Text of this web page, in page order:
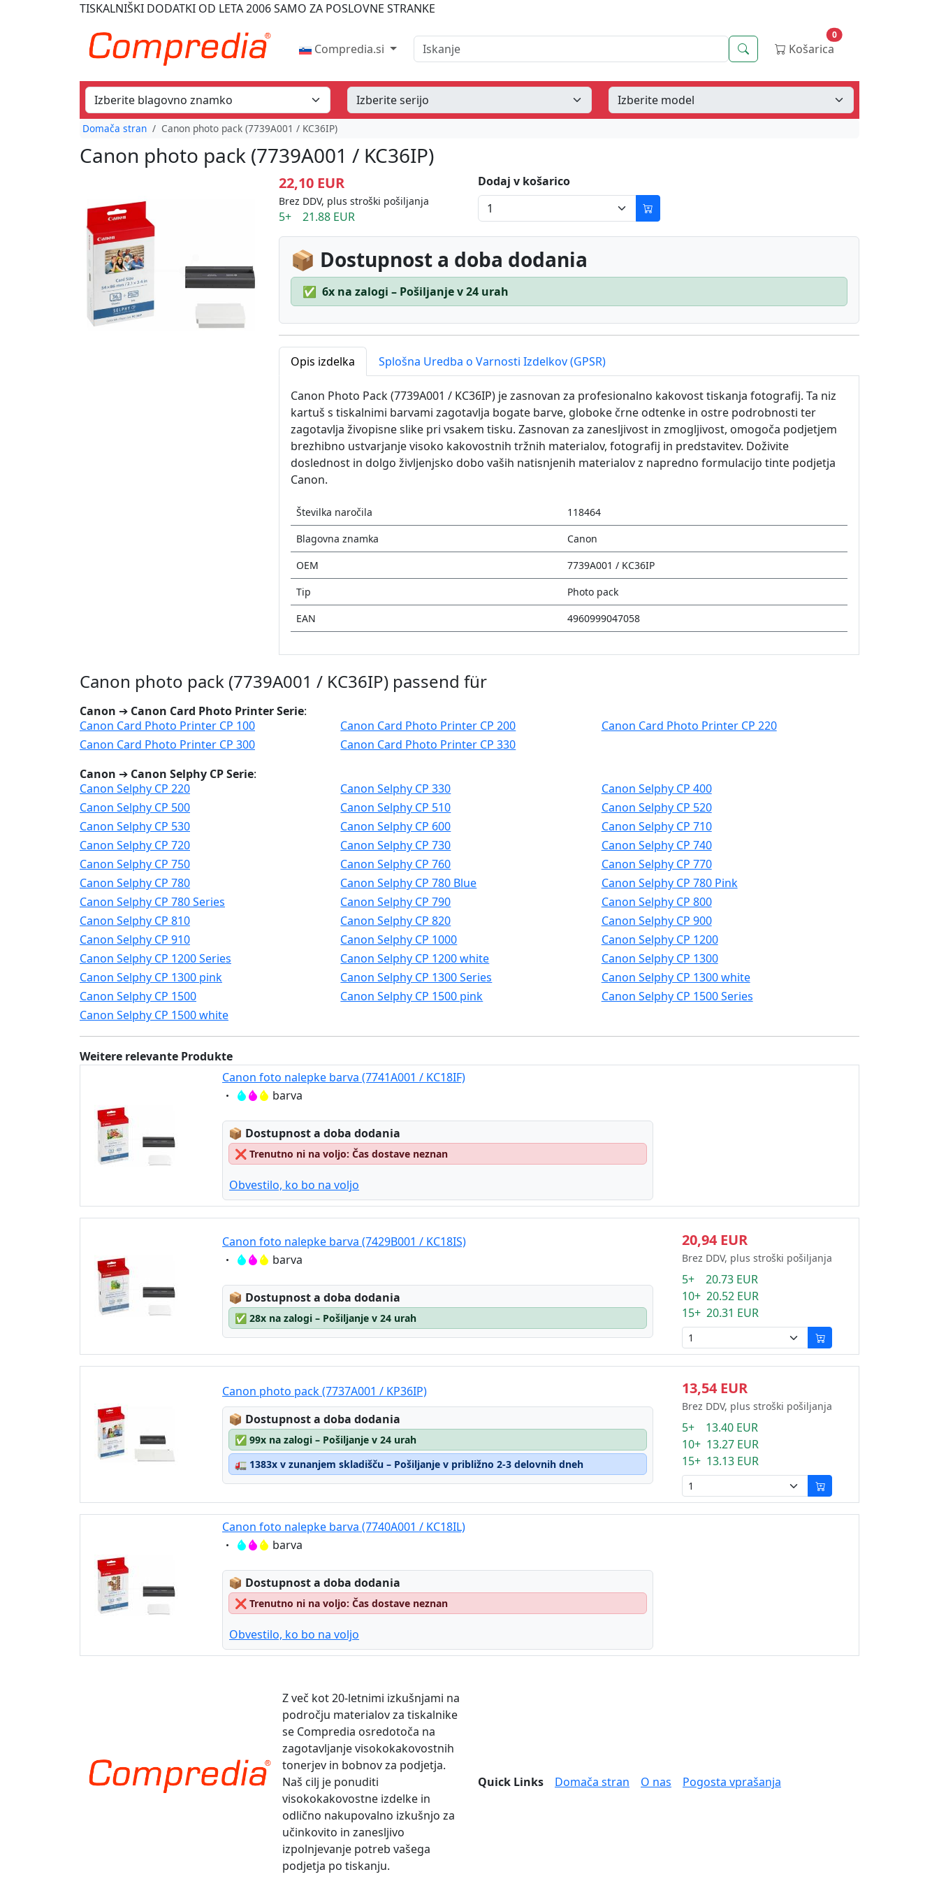
TISKALNIŠKI DODATKI OD LETA 2006SAMO ZA POSLOVNE STRANKE
Compredia.si Iskanje Iskanje Košarica
0
Domača stran Canon photo pack (7739A001 / KC36IP)
Canon photo pack (7739A001 / KC36IP)
22,10 EUR
Brez DDV, plus stroški pošiljanja
5+ 21.88 EUR
Dodaj v košarico
📦 Dostupnost a doba dodania
✅ 6x na zalogi – Pošiljanje v 24 urah
Opis izdelka Splošna Uredba o Varnosti Izdelkov (GPSR)
Canon Photo Pack (7739A001 / KC36IP) je zasnovan za profesionalno kakovost tiskanja fotografij. Ta niz
kartuš s tiskalnimi barvami zagotavlja bogate barve, globoke črne odtenke in ostre podrobnosti ter
zagotavlja živopisne slike pri vsakem tisku. Zasnovan za zanesljivost in zmogljivost, omogoča podjetjem
brezhibno ustvarjanje visoko kakovostnih tržnih materialov, fotografij in predstavitev. Doživite
doslednost in dolgo življenjsko dobo vaših natisnjenih materialov z napredno formulacijo tinte podjetja
Canon.
Številka naročila
118464
Blagovna znamka
Canon
OEM
7739A001 / KC36IP
Tip
Photo pack
EAN
4960999047058
Canon photo pack (7739A001 / KC36IP) passend für
Canon ➔ Canon Card Photo Printer Serie:
Canon Card Photo Printer CP 100
Canon Card Photo Printer CP 200
Canon Card Photo Printer CP 220
Canon Card Photo Printer CP 300
Canon Card Photo Printer CP 330
Canon ➔ Canon Selphy CP Serie:
Canon Selphy CP 220
Canon Selphy CP 330
Canon Selphy CP 400
Canon Selphy CP 500
Canon Selphy CP 510
Canon Selphy CP 520
Canon Selphy CP 530
Canon Selphy CP 600
Canon Selphy CP 710
Canon Selphy CP 720
Canon Selphy CP 730
Canon Selphy CP 740
Canon Selphy CP 750
Canon Selphy CP 760
Canon Selphy CP 770
Canon Selphy CP 780
Canon Selphy CP 780 Blue
Canon Selphy CP 780 Pink
Canon Selphy CP 780 Series
Canon Selphy CP 790
Canon Selphy CP 800
Canon Selphy CP 810
Canon Selphy CP 820
Canon Selphy CP 900
Canon Selphy CP 910
Canon Selphy CP 1000
Canon Selphy CP 1200
Canon Selphy CP 1200 Series
Canon Selphy CP 1200 white
Canon Selphy CP 1300
Canon Selphy CP 1300 pink
Canon Selphy CP 1300 Series
Canon Selphy CP 1300 white
Canon Selphy CP 1500
Canon Selphy CP 1500 pink
Canon Selphy CP 1500 Series
Canon Selphy CP 1500 white
Weitere relevante Produkte
Canon foto nalepke barva (7741A001 / KC18IF)
Eigenschaft:barva
📦 Lagerstatus:
Dostupnost a doba dodania
❌ Trenutno ni na voljo: Čas dostave neznan
Obvestilo, ko bo na voljo
Canon foto nalepke barva (7429B001 / KC18IS)
Eigenschaft:barva
📦 Lagerstatus:
Dostupnost a doba dodania
✅ 28x na zalogi – Pošiljanje v 24 urah
20,94 EUR
Brez DDV, plus stroški pošiljanja
5+ 20.73 EUR
10+ 20.52 EUR
15+ 20.31 EUR
Canon photo pack (7737A001 / KP36IP)
📦 Lagerstatus:
Dostupnost a doba dodania
✅ 99x na zalogi – Pošiljanje v 24 urah
🚛 1383x v zunanjem skladišču – Pošiljanje v približno 2-3 delovnih dneh
13,54 EUR
Brez DDV, plus stroški pošiljanja
5+ 13.40 EUR
10+ 13.27 EUR
15+ 13.13 EUR
Canon foto nalepke barva (7740A001 / KC18IL)
Eigenschaft:barva
📦 Lagerstatus:
Dostupnost a doba dodania
❌ Trenutno ni na voljo: Čas dostave neznan
Obvestilo, ko bo na voljo
Z več kot 20-letnimi izkušnjami na
področju materialov za tiskalnike
se Compredia osredotoča na
zagotavljanje visokokakovostnih
tonerjev in bobnov za podjetja.
Naš cilj je ponuditi
visokokakovostne izdelke in
odlično nakupovalno izkušnjo za
učinkovito in zanesljivo
izpolnjevanje potreb vašega
podjetja po tiskanju.
Quick Links Domača stran O nas Pogosta vprašanja